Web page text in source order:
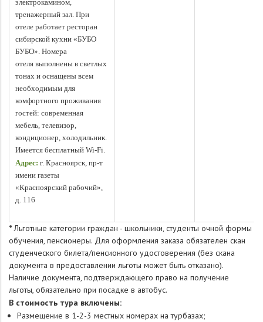
электрокамином,
тренажерный зал. При
отеле работает ресторан
сибирской кухни «БУБО
БУБО». Номера
отеля выполнены в светлых
тонах и оснащены всем
необходимым для
комфортного проживания
гостей: современная
мебель, телевизор,
кондиционер, холодильник.
Имеется бесплатный Wi-Fi.
Адрес: г. Красноярск, пр-т
имени газеты
«Красноярский рабочий»,
д. 116
* Льготные категории граждан - школьники, cтуденты очной формы
обучения, пенсионеры. Для оформления заказа обязателен скан
студенческого билета/пенсионного удостоверения (без скана
документа в предоставлении льготы может быть отказано).
Наличие документа, подтверждающего право на получение
льготы, обязательно при посадке в автобус.
В стоимость тура включены:
Размещение в 1-2-3 местных номерах на турбазах;